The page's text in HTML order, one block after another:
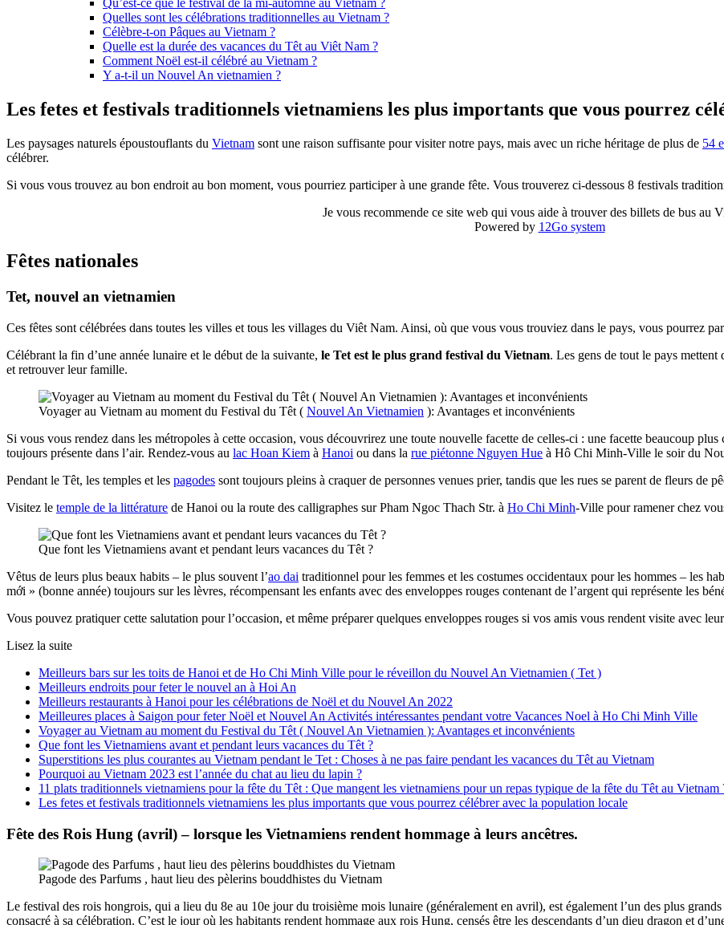
Qu’est-ce que le festival de la mi-automne au Vietnam ?
Quelles sont les célébrations traditionnelles au Vietnam ?
Célèbre-t-on Pâques au Vietnam ?
Quelle est la durée des vacances du Têt au Viêt Nam ?
Comment Noël est-il célébré au Vietnam ?
Y a-t-il un Nouvel An vietnamien ?
Les fetes et festivals traditionnels vietnamiens les plus importants que vous pourrez
Les paysages naturels époustouflants du Vietnam sont une raison suffisante pour visiter notre pays, mais avec un riche héritage de plus de 54
célébrer.
Si vous vous trouvez au bon endroit au bon moment, vous pourriez participer à une grande fête. Vous trouverez ci-dessous 8 festivals
Je vous recommende ce site web qui vous aide à trouver des billets de bus au
Powered by 12Go system
Fêtes nationales
Tet, nouvel an vietnamien
Ces fêtes sont célébrées dans toutes les villes et tous les villages du Viêt Nam. Ainsi, où que vous vous trouviez dans le pays, vous pourrez
Célébrant la fin d’une année lunaire et le début de la suivante, le Tet est le plus grand festival du Vietnam. Les gens de tout le pays
et retrouver leur famille.
Voyager au Vietnam au moment du Festival du Têt ( Nouvel An Vietnamien ): Avantages et inconvénients
Si vous vous rendez dans les métropoles à cette occasion, vous découvrirez une toute nouvelle facette de celles-ci : une facette beaucoup
toujours présente dans l’air. Rendez-vous au lac Hoan Kiem à Hanoi ou dans la rue piétonne Nguyen Hue à Hô Chi Minh-Ville le soir du
Pendant le Têt, les temples et les pagodes sont toujours pleins à craquer de personnes venues prier, tandis que les rues se parent de fleurs de
Visitez le temple de la littérature de Hanoi ou la route des calligraphes sur Pham Ngoc Thach Str. à Ho Chi Minh-Ville pour ramener chez
Que font les Vietnamiens avant et pendant leurs vacances du Têt ?
Vêtus de leurs plus beaux habits – le plus souvent l’ao dai traditionnel pour les femmes et les costumes occidentaux pour les hommes – les
mới » (bonne année) toujours sur les lèvres, récompensant les enfants avec des enveloppes rouges contenant de l’argent qui représente les
Vous pouvez pratiquer cette salutation pour l’occasion, et même préparer quelques enveloppes rouges si vos amis vous rendent visite avec
Lisez la suite
Meilleurs bars sur les toits de Hanoi et de Ho Chi Minh Ville pour le réveillon du Nouvel An Vietnamien ( Tet )
Meilleurs endroits pour feter le nouvel an à Hoi An
Meilleurs restaurants à Hanoi pour les célébrations de Noël et du Nouvel An 2022
Meilleures places à Saigon pour feter Noël et Nouvel An Activités intéressantes pendant votre Vacances Noel à Ho Chi Minh Ville
Voyager au Vietnam au moment du Festival du Têt ( Nouvel An Vietnamien ): Avantages et inconvénients
Que font les Vietnamiens avant et pendant leurs vacances du Têt ?
Superstitions les plus courantes au Vietnam pendant le Tet : Choses à ne pas faire pendant les vacances du Têt au Vietnam
Pourquoi au Vietnam 2023 est l’année du chat au lieu du lapin ?
11 plats traditionnels vietnamiens pour la fête du Têt : Que mangent les vietnamiens pour un repas typique de la fête du Têt au Vietnam
Les fetes et festivals traditionnels vietnamiens les plus importants que vous pourrez célébrer avec la population locale
Fête des Rois Hung (avril) – lorsque les Vietnamiens rendent hommage à leurs ancêtres.
Pagode des Parfums , haut lieu des pèlerins bouddhistes du Vietnam
Le festival des rois hongrois, qui a lieu du 8e au 10e jour du troisième mois lunaire (généralement en avril), est également l’un des plus
consacré à sa célébration. C’est le jour où les habitants rendent hommage aux rois Hung, censés être les descendants d’un dieu dragon et